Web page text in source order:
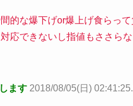
的な爆下げor爆上げ食らって
応できないし指値もささら
ます 2018/08/05(日)